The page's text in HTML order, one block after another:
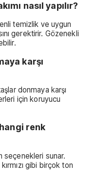
nasıl yapılır?
temizlik ve uygun
gerektirir. Gözenekli
karşı
donmaya karşı
için koruyucu
renk
seçenekleri sunar.
gibi birçok ton